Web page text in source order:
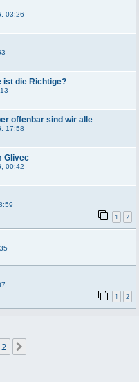
03:26
ist die Richtige?
offenbar sind wir alle
17:58
Glivec
00:42
1 2
1 2
2